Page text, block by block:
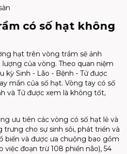
có số hạt không
hạt trên vòng trầm sẽ ảnh
của vòng. Theo quan niệm
Sinh - Lão - Bệnh - Tử được
mắn của số hạt. Vòng tay có số
và Tử được xem là không tốt,
ưu tiên các vòng có số hạt lẻ và
trưng cho sự sinh sôi, phát triển và
biến và được ưa chuộng bao gồm
đoạn trừ 108 phiền não), 54